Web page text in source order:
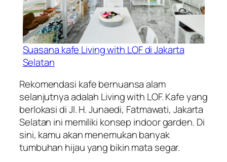
Suasana kafe Living with LOF di Jakarta
Selatan
Rekomendasi kafe bernuansa alam
selanjutnya adalah Living with LOF. Kafe yang
berlokasi di Jl. H. Junaedi, Fatmawati, Jakarta
Selatan ini memiliki konsep indoor garden. Di
sini, kamu akan menemukan banyak
tumbuhan hijau yang bikin mata segar.